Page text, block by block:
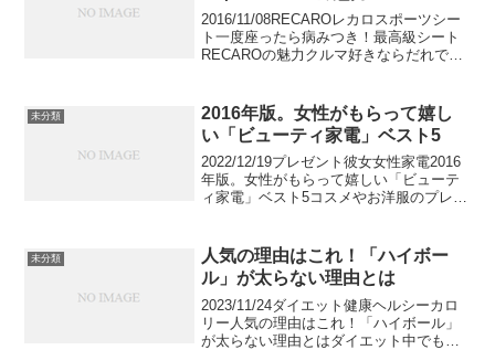
2016/11/08RECAROレカロスポーツシー
ト一度座ったら病みつき！最高級シート
RECAROの魅力クルマ好きならだれでも
ポーツシートだけじゃないRECAROを...
未分類
2016年版。女性がもらって嬉し
い「ビューティ家電」ベスト5
2022/12/19プレゼント彼女女性家電2016
年版。女性がもらって嬉しい「ビューテ
ィ家電」ベスト5コスメやお洋服のプレゼ
がそれに該当するかもしれません！今回
は、20...
未分類
人気の理由はこれ！「ハイボー
ル」が太らない理由とは
2023/11/24ダイエット健康ヘルシーカロ
リー人気の理由はこれ！「ハイボール」
が太らない理由とはダイエット中でもお